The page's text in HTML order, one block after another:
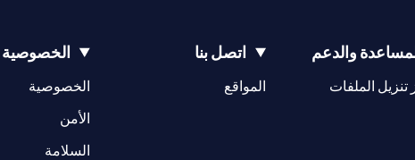
والدعم
تنزيل الملفات
اتصل بنا
المواقع
(opens in a new tab)
الخصوصية
الخصوصية
الأمن
السلامة